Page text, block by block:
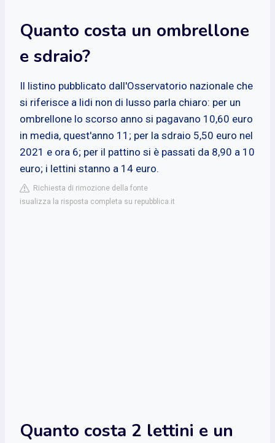
Quanto costa un ombrellone
e sdraio?
Il listino pubblicato dall'Osservatorio nazionale che
si riferisce a lidi non di lusso parla chiaro: per un
ombrellone lo scorso anno si pagavano 10,60 euro
in media, quest'anno 11; per la sdraio 5,50 euro nel
2021 e ora 6; per il pattino si è passati da 8,90 a 10
euro; i lettini stanno a 14 euro.
Richiesta di rimozione della fonte
isualizza la risposta completa su repubblica.it
Quanto costa 2 lettini e un